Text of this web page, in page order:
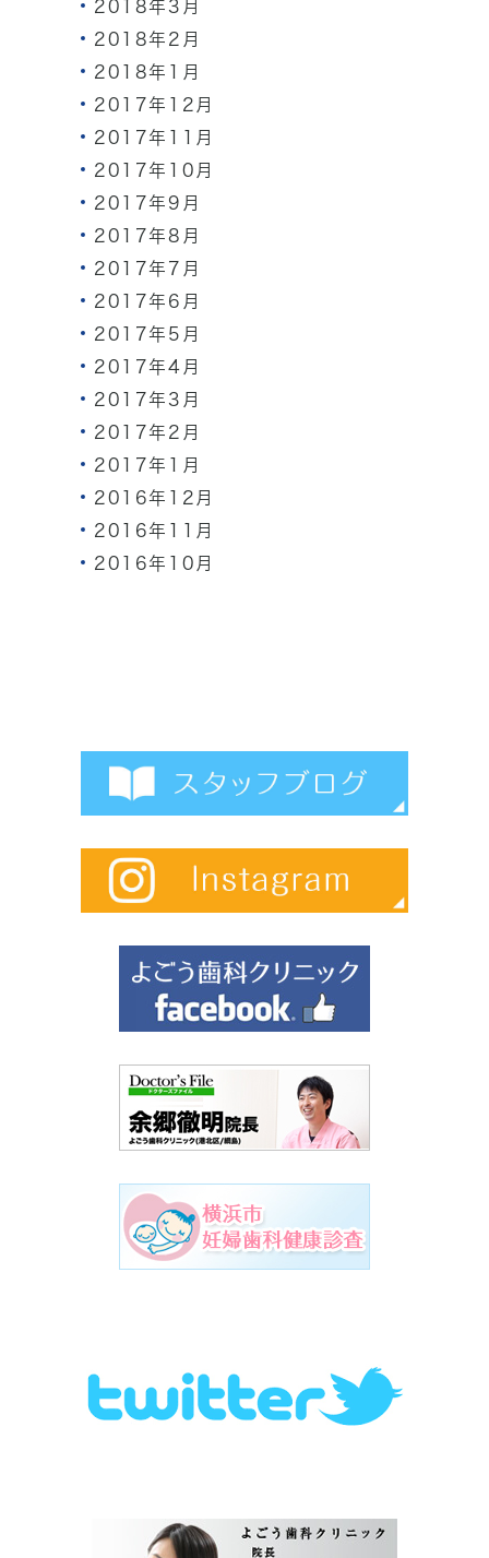
2018年3月
2018年2月
2018年1月
2017年12月
2017年11月
2017年10月
2017年9月
2017年8月
2017年7月
2017年6月
2017年5月
2017年4月
2017年3月
2017年2月
2017年1月
2016年12月
2016年11月
2016年10月